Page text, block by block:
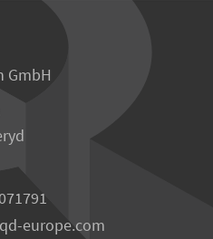
GmbH
qd-europe.com